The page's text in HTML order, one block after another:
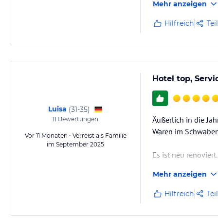
0:54
0:23
Mehr anzeigen
Hilfreich
Luisa (31-35)
11 Bewertungen
Vor 11 Monaten • Verreist als Familie
im September 2025
Hotel top,
Äußerlich in die
Waren im
Es ist neu
Die Zimmer mit
Mehr anzeigen
Hilfreich